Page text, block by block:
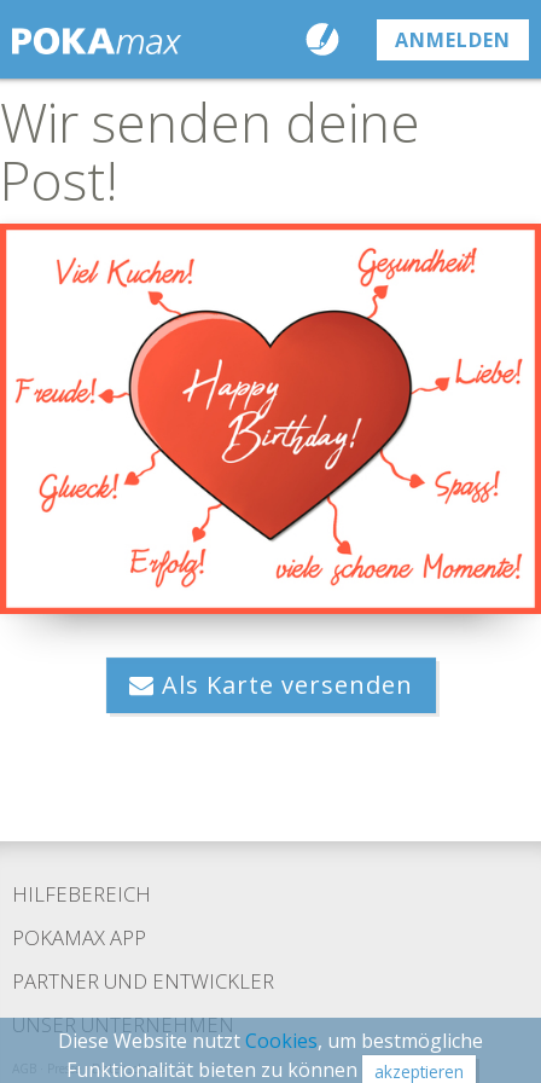
ANMELDEN
Wir senden deine
Post!
Als Karte versenden
HILFEBEREICH
POKAMAX APP
PARTNER UND ENTWICKLER
UNSER UNTERNEHMEN
Presse ·Datenschutz
Diese Website nutztCookies, um bestmögliche
Funktionalität bieten zu können
akzeptieren